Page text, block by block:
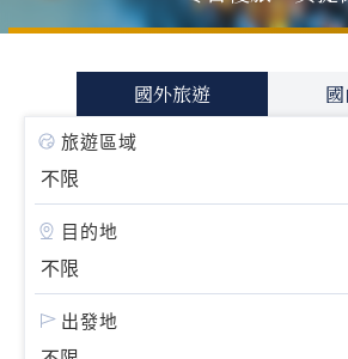
國外旅遊
旅遊區域
目的地
出發地